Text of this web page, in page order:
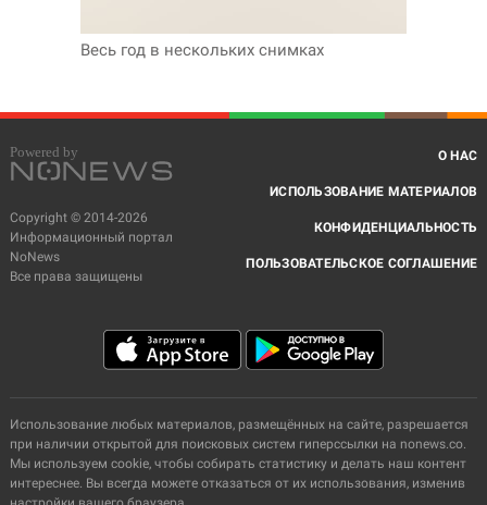
Весь год в нескольких снимках
Copyright © 2014-2026
Информационный портал
NoNews
Все права защищены
О НАС
ИСПОЛЬЗОВАНИЕ МАТЕРИАЛОВ
КОНФИДЕНЦИАЛЬНОСТЬ
ПОЛЬЗОВАТЕЛЬСКОЕ СОГЛАШЕНИЕ
Использование любых материалов, размещённых на сайте, разрешается
при наличии открытой для поисковых систем гиперссылки на nonews.co.
Мы используем cookie, чтобы собирать статистику и делать наш контент
интереснее. Вы всегда можете отказаться от их использования, изменив